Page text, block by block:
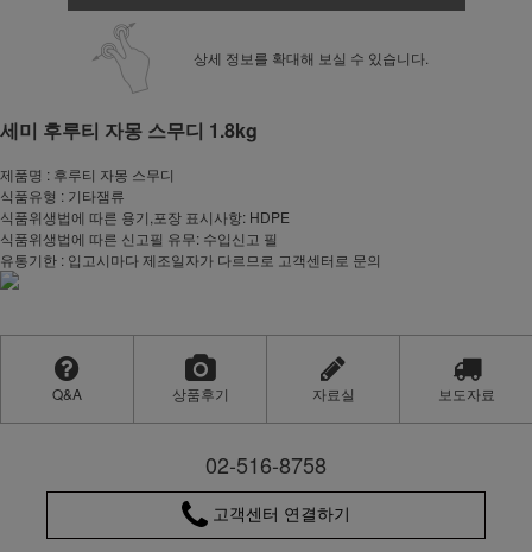
상세 정보를 확대해 보실 수 있습니다.
세미 후루티 자몽 스무디 1.8kg
제품명 : 후루티 자몽 스무디
식품유형 : 기타잼류
식품위생법에 따른 용기,포장 표시사항: HDPE
식품위생법에 따른 신고필 유무: 수입신고 필
유통기한 : 입고시마다 제조일자가 다르므로 고객센터로 문의
Q&A 상품후기 자료실 보도자료
02-516-8758
고객센터 연결하기